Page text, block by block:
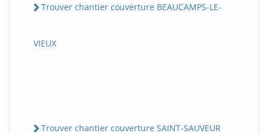
Trouver chantier couverture BEAUCAMPS-LE-
VIEUX
Trouver chantier couverture SAINT-SAUVEUR